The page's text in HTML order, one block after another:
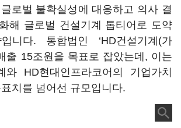
로벌 불확실성에 대응하고 의사 결
해 글로벌 건설기계 톱티어로 도약
니다. 통합법인 ‘HD건설기계(가
출 15조원을 목표로 잡았는데, 이는
와 HD현대인프라코어의 기업가치
치를 넘어선 규모입니다.